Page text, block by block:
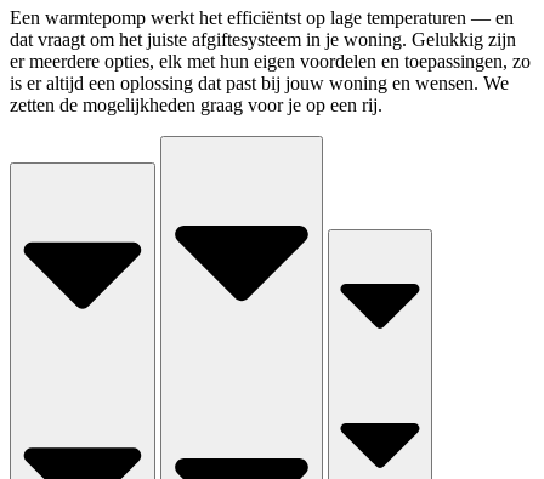
Een warmtepomp werkt het efficiëntst op lage temperaturen — en
dat vraagt om het juiste afgiftesysteem in je woning. Gelukkig zijn
er meerdere opties, elk met hun eigen voordelen en toepassingen, zo
is er altijd een oplossing dat past bij jouw woning en wensen. We
zetten de mogelijkheden graag voor je op een rij.